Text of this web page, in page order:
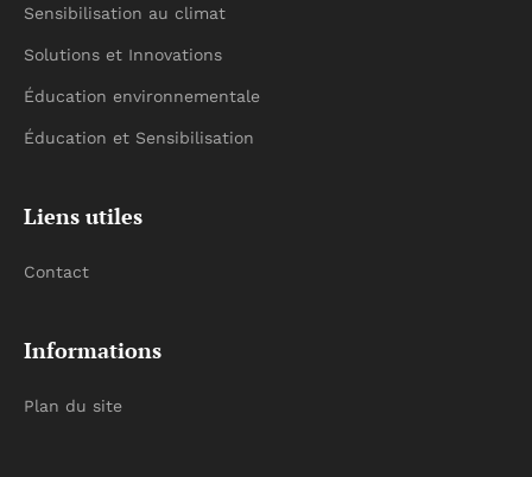
Sensibilisation au climat
Solutions et Innovations
Éducation environnementale
Éducation et Sensibilisation
Liens utiles
Contact
Informations
Plan du site